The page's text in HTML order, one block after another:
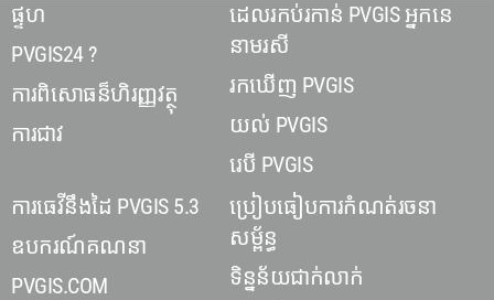
ផ្ទហ
PVGIS24 ?
ការពិសោធន៏ហិរញ្ញវត្ថុ
ការជាវ
ការធេវីនឹងដៃ PVGIS 5.3
ឧបករណ៍គណនា
PVGIS.COM
ដេលរកប់រកាន់ PVGIS អ្នកនេ
នាមរសី
រកឃើញ PVGIS
យល់ PVGIS
រេបី PVGIS
ប្រៀបធៀបការកំណត់រចនា
សម្ព័ន្ធ
ទិន្នន័យជាក់លាក់